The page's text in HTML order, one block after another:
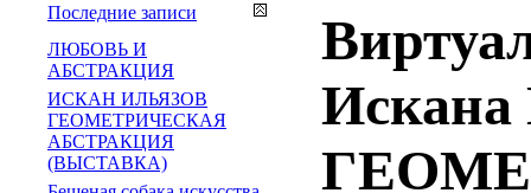
Искана
Последние записи
ЛЮБОВЬ И
АБСТРАКЦИЯ
ИСКАН ИЛЬЯЗОВ
ГЕОМЕТРИЧЕСКАЯ
АБСТРАКЦИЯ
(ВЫСТАВКА)